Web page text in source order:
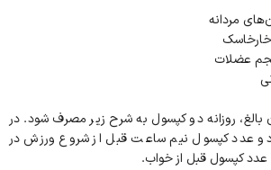
مردانه
عضلات
روزانه دو کپسول به شرح زیر مصرف شود. در
عدد کپسول نیم ساعت قبل از شروع ورزش در
کپسول قبل از خواب.